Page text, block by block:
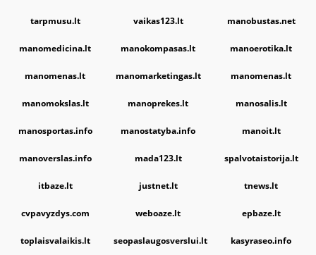
tarpmusu.lt vaikas123.lt manobustas.net
manomedicina.lt manokompasas.lt manoerotika.lt
manomenas.lt manomarketingas.lt manomenas.lt
manomokslas.lt manoprekes.lt manosalis.lt
manosportas.info manostatyba.info manoit.lt
manoverslas.info mada123.lt spalvotaistorija.lt
itbaze.lt justnet.lt tnews.lt
cvpavyzdys.com weboaze.lt epbaze.lt
toplaisvalaikis.lt seopaslaugosverslui.lt kasyraseo.info